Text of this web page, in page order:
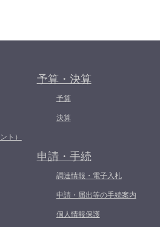
ト）
予算・決算
予算
決算
申請・手続
調達情報・電子入札
申請・届出等の手続案内
個人情報保護